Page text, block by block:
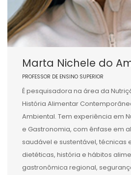
Marta Nichele do
PROFESSOR DE ENSINO SUPERIOR
É pesquisadora na área da
História Alimentar
Ambiental. Tem experiência em
e Gastronomia, com ênfase em
saudável e sustentável, técnicas
dietéticas, história e hábitos
gastronômica regional,